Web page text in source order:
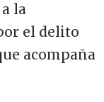
la
el delito
acompaña